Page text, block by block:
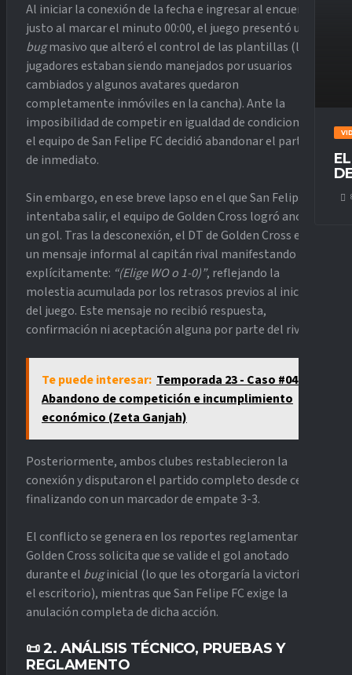
Al iniciar la conexión de la fecha e ingresar al encuentro,
justo al marcar el minuto 00:00, el juego presentó un
bugmasivo que alteró el control de las plantillas (los
jugadores estaban siendo manejados por usuarios
cambiados y algunos avatares quedaron
completamente inmóviles en la cancha). Ante la
imposibilidad de competir en igualdad de condiciones,
el equipo de San Felipe FC decidió abandonar el partido
de inmediato.
Sin embargo, en ese breve lapso en el que San Felipe FC
intentaba salir, el equipo de Golden Cross logró anotar
un gol. Tras la desconexión, el DT de Golden Cross envió
un mensaje informal al capitán rival manifestando
explícitamente: “(Elige WO o 1-0)”, reflejando la
molestia acumulada por los retrasos previos al inicio
del juego. Este mensaje no recibió respuesta,
confirmación ni aceptación alguna por parte del rival.
Te puede interesar: Temporada 23 - Caso #04:
Abandono de competición e incumplimiento
económico (Zeta Ganjah)
Posteriormente, ambos clubes restablecieron la
conexión y disputaron el partido completo desde cero,
finalizando con un marcador de empate 3-3.
El conflicto se genera en los reportes reglamentarios:
Golden Cross solicita que se valide el gol anotado
durante el buginicial (lo que les otorgaría la victoria en
el escritorio), mientras que San Felipe FC exige la
anulación completa de dicha acción.
📜 2. ANÁLISIS TÉCNICO, PRUEBAS Y
REGLAMENTO